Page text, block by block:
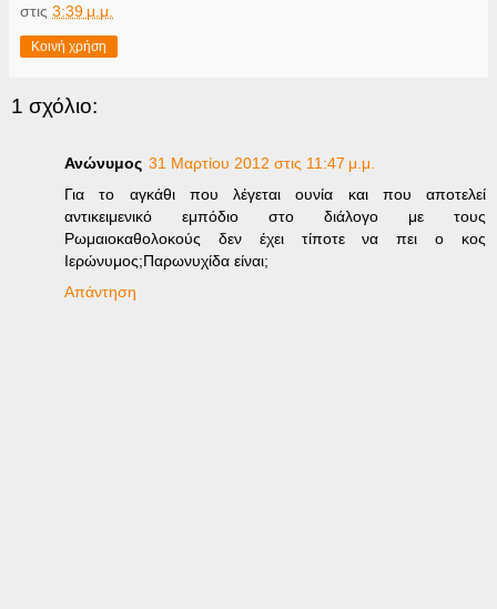
στις 3:39 μ.μ.
Κοινή χρήση
1 σχόλιο:
Ανώνυμος 31 Μαρτίου 2012 στις 11:47 μ.μ.
Για το αγκάθι που λέγεται ουνία και που αποτελεί
αντικειμενικό εμπόδιο στο διάλογο με τους
Ρωμαιοκαθολοκούς δεν έχει τίποτε να πει ο κος
Ιερώνυμος;Παρωνυχίδα είναι;
Απάντηση